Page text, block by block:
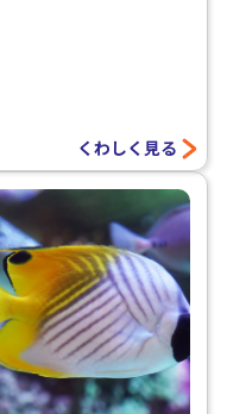
くわしく見る